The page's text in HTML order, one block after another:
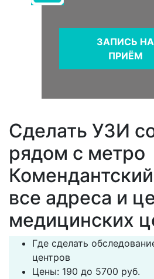
ЗАПИСЬ НА
ПРИЁМ
Сделать УЗИ
рядом с метро
все адреса и
медицинских
Где сделать
центров
Цены: 190 до 5700 руб.